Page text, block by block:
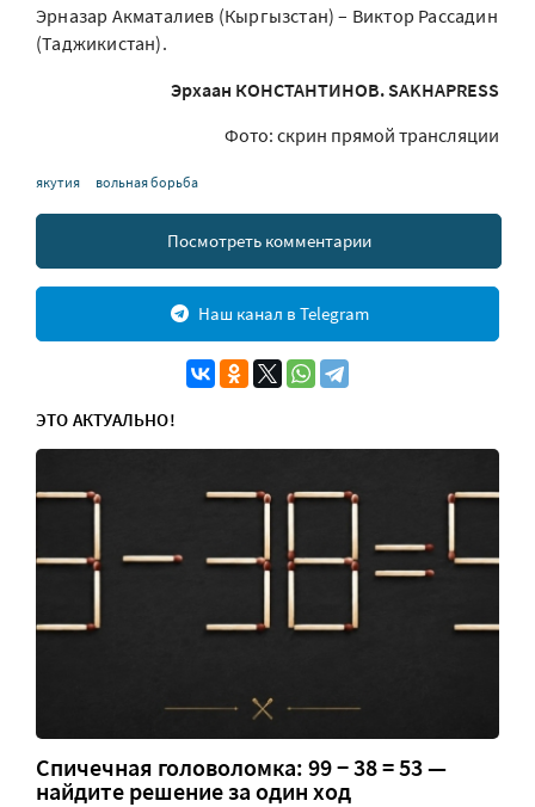
Эрназар Акматалиев (Кыргызстан) – Виктор Рассадин
(Таджикистан).
Эрхаан КОНСТАНТИНОВ. SAKHAPRESS
Фото: скрин прямой трансляции
якутия вольная борьба
Посмотреть комментарии
Наш канал в Telegram
ЭТО АКТУАЛЬНО!
Спичечная головоломка: 99 − 38 = 53 —
найдите решение за один ход